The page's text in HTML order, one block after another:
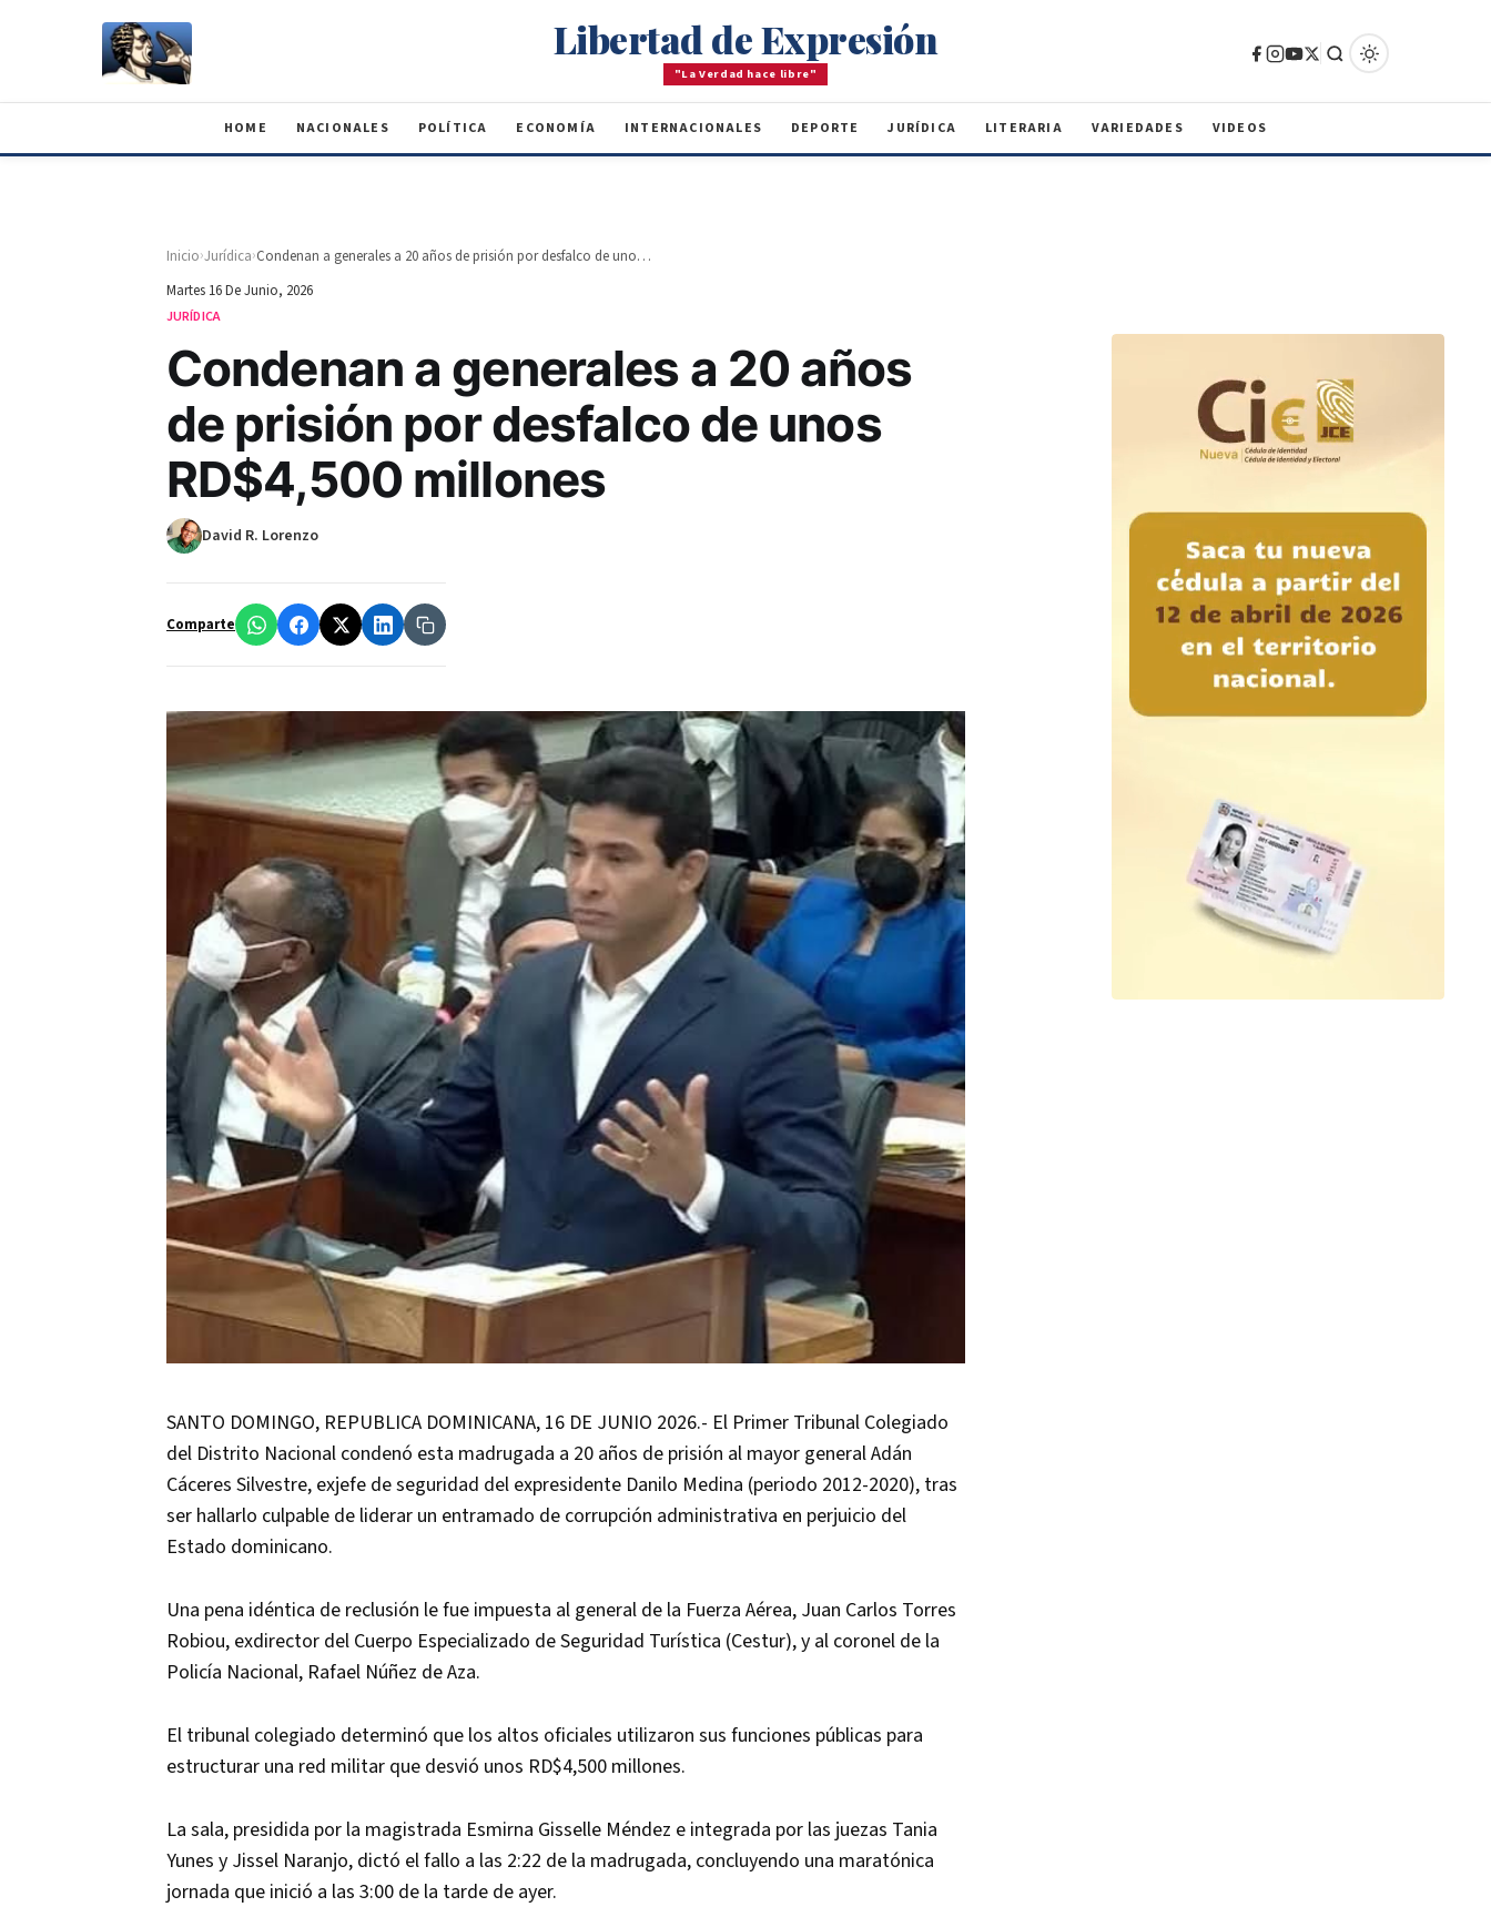
Libertad de Expresión
"La Verdad hace libre"
HOME NACIONALES POLÍTICA ECONOMÍA INTERNACIONALES DEPORTE JURÍDICA LITERARIA VARIEDADES VIDEOS
Inicio›Jurídica›
Condenan a generales a 20 años de prisión por desfalco de unos RD$4,500 millones
Martes 16 De Junio, 2026
JURÍDICA
Condenan a generales a 20 años
de prisión por desfalco de unos
RD$4,500 millones
David R. Lorenzo
Comparte
SANTO DOMINGO, REPUBLICA DOMINICANA, 16 DE JUNIO 2026.- El Primer Tribunal Colegiado
del Distrito Nacional condenó esta madrugada a 20 años de prisión al mayor general Adán
Cáceres Silvestre, exjefe de seguridad del expresidente Danilo Medina (periodo 2012-2020), tras
ser hallarlo culpable de liderar un entramado de corrupción administrativa en perjuicio del
Estado dominicano.
Una pena idéntica de reclusión le fue impuesta al general de la Fuerza Aérea, Juan Carlos Torres
Robiou, exdirector del Cuerpo Especializado de Seguridad Turística (Cestur), y al coronel de la
Policía Nacional, Rafael Núñez de Aza.
El tribunal colegiado determinó que los altos oficiales utilizaron sus funciones públicas para
estructurar una red militar que desvió unos RD$4,500 millones.
La sala, presidida por la magistrada Esmirna Gisselle Méndez e integrada por las juezas Tania
Yunes y Jissel Naranjo, dictó el fallo a las 2:22 de la madrugada, concluyendo una maratónica
jornada que inició a las 3:00 de la tarde de ayer.